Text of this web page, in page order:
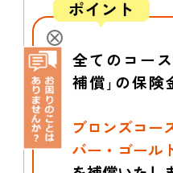
全てのコー
補償｣の保険
ブロンズコー
バー・ゴール